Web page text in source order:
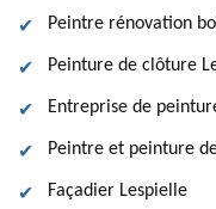
Peintre rénovation
Peinture de clôture
Entreprise de
Peintre et peinture
Façadier Lespielle